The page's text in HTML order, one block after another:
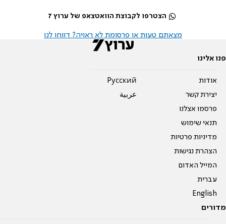
הצטרפו לקבוצת הוואטצאפ של ערוץ 7
מצאתם טעות או פרסומת לא ראויה? דווחו לנו
פנו אלינו
אודות
יצירת קשר
פרסמו אצלנו
תנאי שימוש
מדיניות פרטיות
הצהרת נגישות
המייל האדום
עברית
English
Pусский
عربية
מדורים